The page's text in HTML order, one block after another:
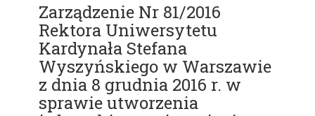
Zarządzenie Nr 81/2016
Rektora Uniwersytetu
Kardynała Stefana
Wyszyńskiego w Warszawie
z dnia 8 grudnia 2016 r. w
sprawie utworzenia